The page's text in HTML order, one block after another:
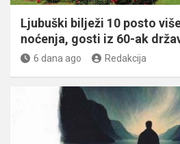
Ljubuški bilježi 10 posto
noćenja, gosti iz 60-ak
6 dana ago Redakcija